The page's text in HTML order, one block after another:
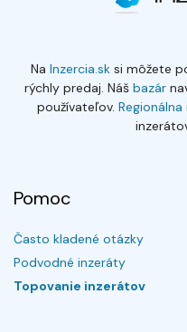
Na Inzercia.sksi môžete
rýchly predaj. Náš bazár
používateľov. Regionálna
Pomoc
Často kladené otázky
Podvodné inzeráty
Topovanie inzerátov